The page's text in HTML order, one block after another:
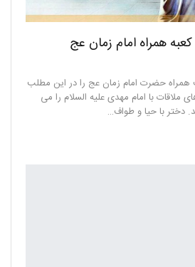
همراه امام زمان عج
همراه حضرت امام زمان عج را در این مطلب
ملاقات با امام مهدی علیه السلام را می
دختر با حیا و طواف…